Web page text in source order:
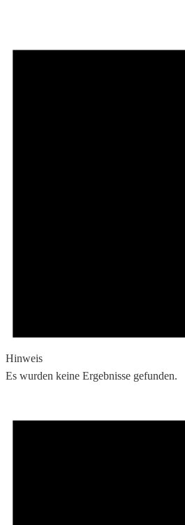
Hinweis
Es wurden keine Ergebnisse gefunden.